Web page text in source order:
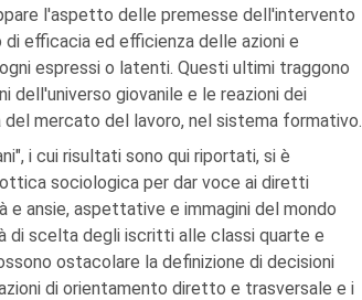
l'aspetto delle premesse dell'intervento
efficacia ed efficienza delle azioni e
espressi o latenti. Questi ultimi traggono
giovanile e le reazioni dei
mercato del lavoro, nel sistema formativo.
i cui risultati sono qui riportati, si è
sociologica per dar voce ai diretti
ansie, aspettative e immagini del mondo
scelta degli iscritti alle classi quarte e
ostacolare la definizione di decisioni
di orientamento diretto e trasversale e i